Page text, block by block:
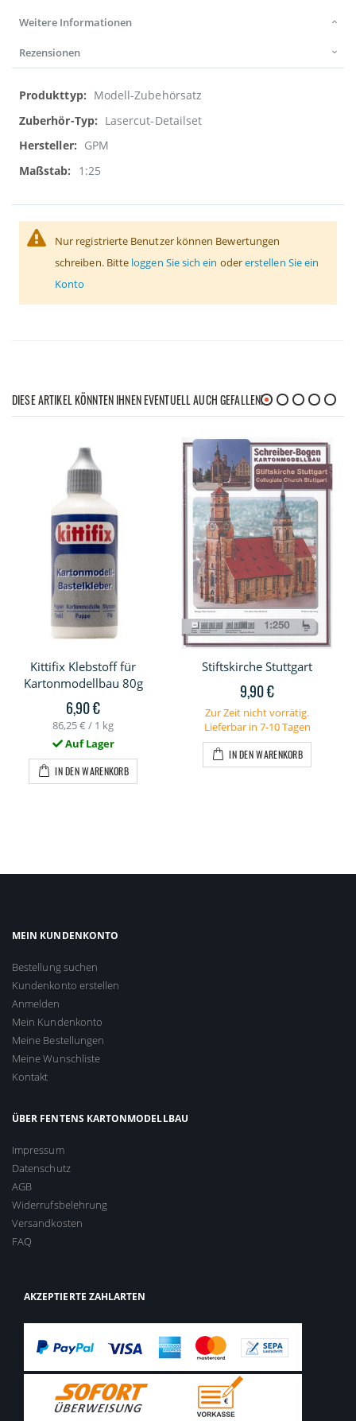
Weitere Informationen
Rezensionen
Weitere
Informationen
Modell-Zubehörsatz
Lasercut-Detailset
GPM
1:25
Nur registrierte Benutzer können Bewertungen
schreiben. Bitte loggen Sie sich ein odererstellen Sie ein
Konto
DIESE ARTIKEL KÖNNTEN IHNEN EVENTUELL AUCH GEFALLEN!
Kittifix Klebstoff für
Kartonmodellbau 80g
6,90 €
86,25 € / 1 kg
Auf Lager
IN DEN WARENKORB
Stiftskirche Stuttgart
9,90 €
Zur Zeit nicht vorrätig.
Lieferbar in 7-10 Tagen
IN DEN WARENKORB
MEIN KUNDENKONTO
Bestellung suchen
Kundenkonto erstellen
Anmelden
Mein Kundenkonto
Meine Bestellungen
Meine Wunschliste
Kontakt
ÜBER FENTENS KARTONMODELLBAU
Impressum
Datenschutz
AGB
Widerrufsbelehrung
Versandkosten
FAQ
AKZEPTIERTE ZAHLARTEN